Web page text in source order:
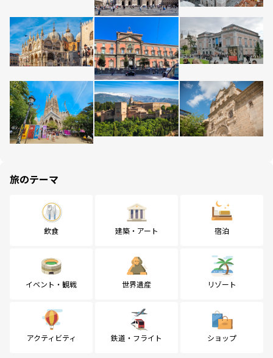
旅のテーマ
飲食 建築・アート 宿泊
イベント・観戦 世界遺産 リゾート
アクティビティ 鉄道・フライト ショップ